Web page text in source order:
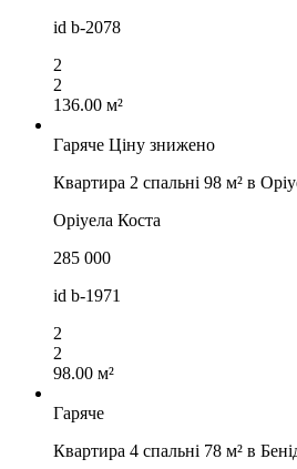
id b-2078
2
2
136.00 м²
Гаряче Ціну знижено
Квартира 2 спальні 98 м² в
Оріуела Коста
285 000
id b-1971
2
2
98.00 м²
Гаряче
Квартира 4 спальні 78 м² в